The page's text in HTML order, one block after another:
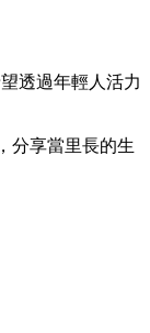
透過年輕人活力
分享當里長的生